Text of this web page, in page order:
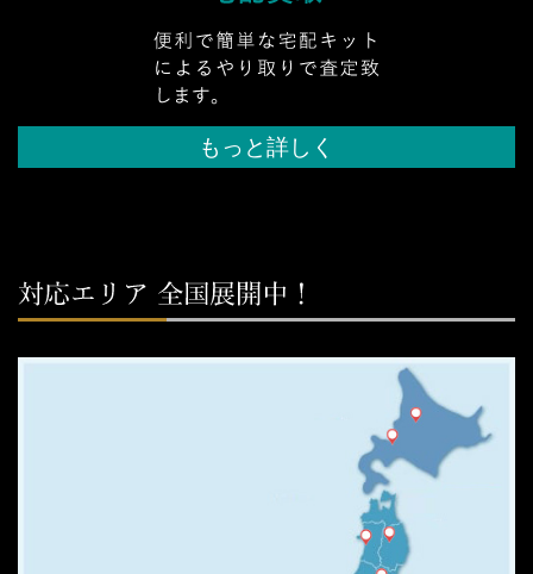
もっと詳しく